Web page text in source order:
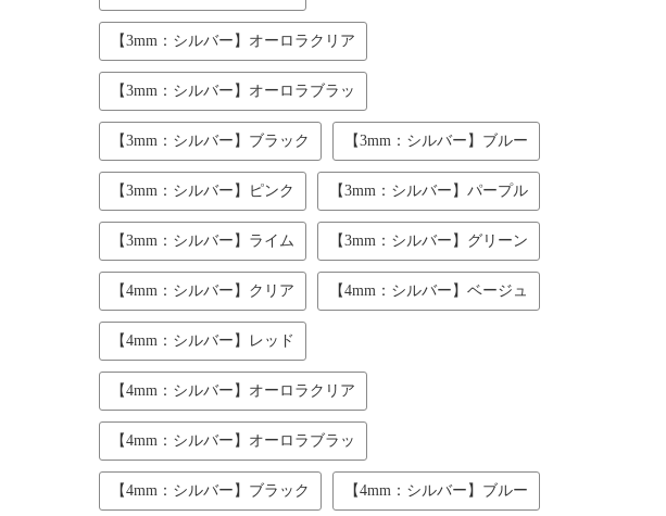
【3mm：シルバー】オーロラクリア
【3mm：シルバー】オーロラブラッ
【3mm：シルバー】ブラック 【3mm：シルバー】ブルー
【3mm：シルバー】ピンク 【3mm：シルバー】パープル
【3mm：シルバー】ライム 【3mm：シルバー】グリーン
【4mm：シルバー】クリア 【4mm：シルバー】ベージュ
【4mm：シルバー】レッド
【4mm：シルバー】オーロラクリア
【4mm：シルバー】オーロラブラッ
【4mm：シルバー】ブラック 【4mm：シルバー】ブルー